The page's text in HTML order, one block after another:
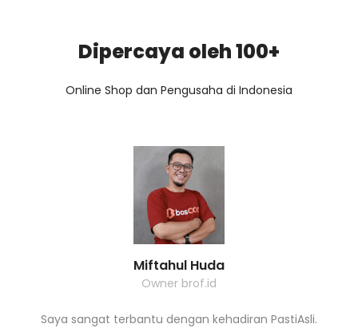
Dipercaya oleh 100+
Online Shop dan Pengusaha di Indonesia
Miftahul Huda
Owner brof.id
Saya sangat terbantu dengan kehadiran PastiAsli.